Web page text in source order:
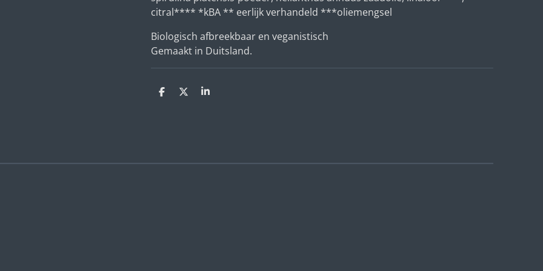
citral**** *kBA ** eerlijk verhandeld ***oliemengsel
Biologisch afbreekbaar en veganistisch
Gemaakt in Duitsland.
D
D
S